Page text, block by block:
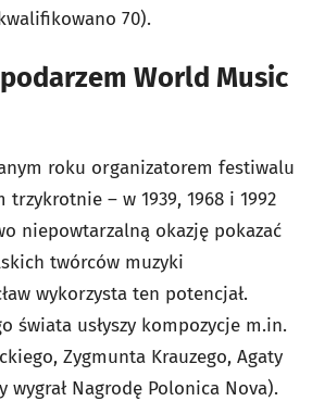
70).
World Music
roku organizatorem festiwalu
trzykrotnie – w 1939, 1968 i 1992
niepowtarzalną okazję pokazać
twórców muzyki
wykorzysta ten potencjał.
świata usłyszy kompozycje m.in.
Zygmunta Krauzego, Agaty
wygrał Nagrodę Polonica Nova).